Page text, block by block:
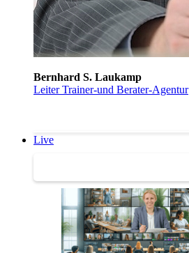
Bernhard S. Laukamp
Leiter Trainer-und Berater-Agentur
Live